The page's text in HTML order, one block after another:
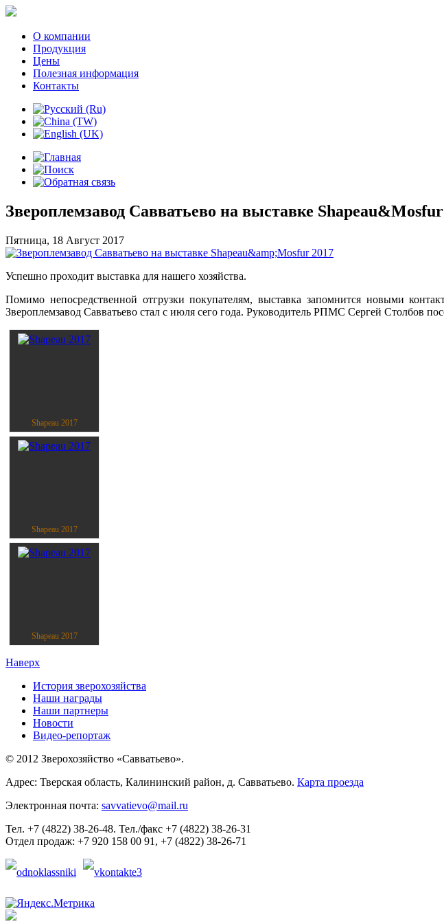
О компании
Продукция
Цены
Полезная информация
Контакты
Звероплемзавод Савватьево на выставке
Пятница, 18 Август 2017
Успешно проходит выставка для нашего хозяйства.
Помимо непосредственной отгрузки покупателям, выставка запомнится новыми
Звероплемзавод Савватьево стал с июля сего года. Руководитель РПМС Сергей Столбов
Shapeau 2017
Shapeau 2017
Shapeau 2017
Наверх
История зверохозяйства
Наши награды
Наши партнеры
Новости
Видео-репортаж
© 2012 Зверохозяйство «Савватьево».
Адрес: Тверская область, Калининский район, д. Савватьево. Карта проезда
Электронная почта: savvatievo@mail.ru
Тел. +7 (4822) 38-26-48. Тел./факс +7 (4822) 38-26-31
Отдел продаж: +7 920 158 00 91, +7 (4822) 38-26-71